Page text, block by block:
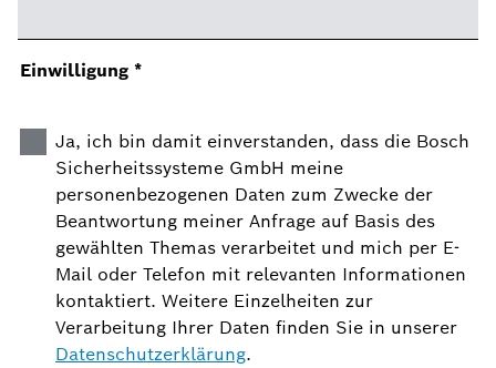
Einwilligung *
Ja, ich bin damit einverstanden, dass die Bosch
Sicherheitssysteme GmbH meine
personenbezogenen Daten zum Zwecke der
Beantwortung meiner Anfrage auf Basis des
gewählten Themas verarbeitet und mich per E-
Mail oder Telefon mit relevanten Informationen
kontaktiert. Weitere Einzelheiten zur
Verarbeitung Ihrer Daten finden Sie in unserer
Datenschutzerklärung.